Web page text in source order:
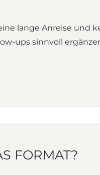
lange Anreise und
ups sinnvoll
FORMAT?